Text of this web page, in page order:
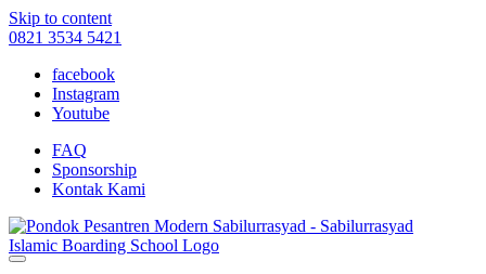
Skip to content
0821 3534 5421
facebook
Instagram
Youtube
FAQ
Sponsorship
Kontak Kami